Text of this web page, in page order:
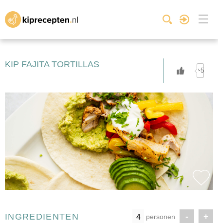
KIP FAJITA TORTILLAS
+5
INGREDIENTEN personen - +